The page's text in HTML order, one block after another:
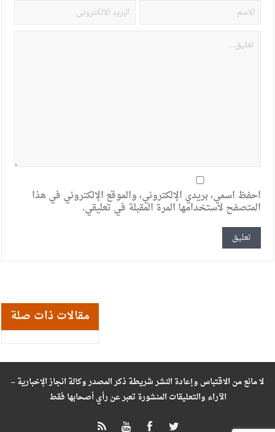
احفظ اسمي، بريدي الإلكتروني، والموقع الإلكتروني في هذا
المتصفح لاستخدامها المرة المقبلة في تعليقي.
مقالات ذات صلة
لا مانع من الاقتباس وإعادة النشر شريطة ذكر المصدر وكالة انجاز الإخبارية –
الآراء والتعليقات المنشورة تعبر عن رأي أصحابها فقط